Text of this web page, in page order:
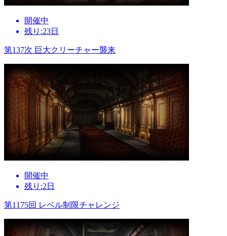
開催中
残り:23日
第137次 巨大クリーチャー襲来
開催中
残り:2日
第1175回 レベル制限チャレンジ